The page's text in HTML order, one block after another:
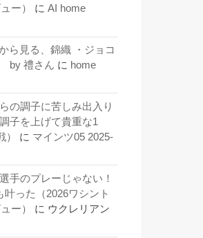
ー）
に AI home
ら見る、錦織 ・ジョコ
by 禮さん に home
の調子に苦しみ出入り
子を上げて貴重な1
に マインツ05 2025-
手のプレーじゃない！
った（2026ワシント
ー）
に ウクレリアン